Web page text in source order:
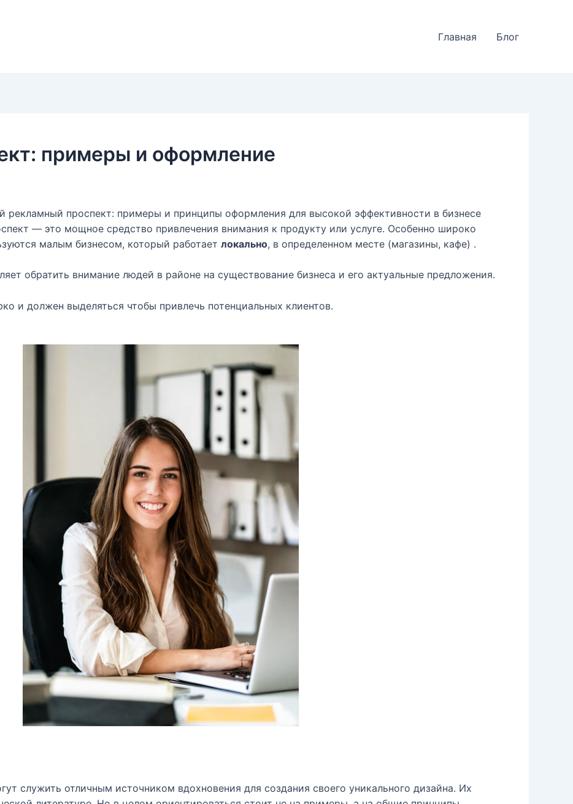
Главная Блог
примеры и оформление
рекламный проспект: примеры и принципы оформления для высокой эффективности в бизнесе
— это мощное средство привлечения внимания к продукту или услуге. Особенно широко
малым бизнесом, который работает локально, в определенном месте (магазины, кафе) .
обратить внимание людей в районе на существование бизнеса и его актуальные предложения.
и должен выделяться чтобы привлечь потенциальных клиентов.
служить отличным источником вдохновения для создания своего уникального дизайна. Их